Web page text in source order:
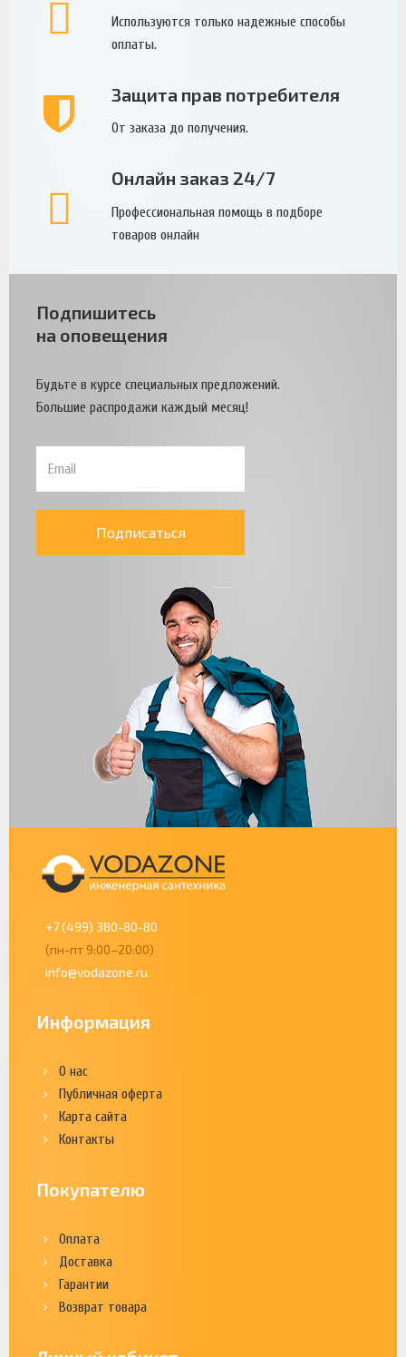
Используются только надежные способы
оплаты.
Защита прав потребителя
От заказа до получения.
Онлайн заказ 24/7
Профессиональная помощь в подборе
товаров онлайн
Подпишитесь
на оповещения
Будьте в курсе специальных предложений.
Большие распродажи каждый месяц!
Подписаться
+7 (499) 380-80-80
(пн-пт 9:00–20:00)
info@vodazone.ru
Информация
О нас
Публичная оферта
Карта сайта
Контакты
Покупателю
Оплата
Доставка
Гарантии
Возврат товара